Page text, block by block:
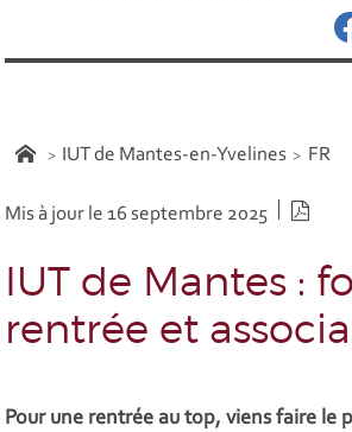
IUT de Mantes-en-Yvelines FR
Mis à jour le 16 septembre 2025
IUT de Mantes :
rentrée et
Pour une rentrée au top, viens faire le